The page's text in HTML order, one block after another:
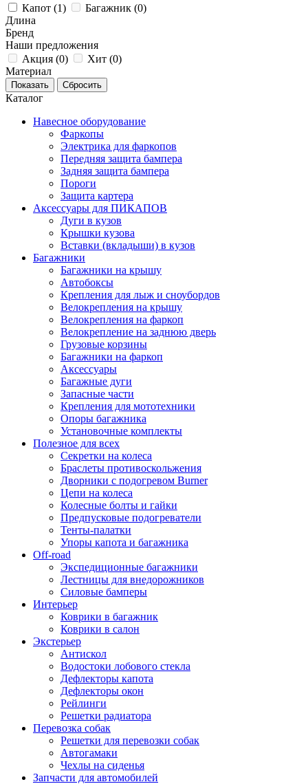
Капот (1) Багажник (0)
Длина
Бренд
Наши предложения
Акция (0) Хит (0)
Материал
Каталог
Навесное оборудование
Фаркопы
Электрика для фаркопов
Передняя защита бампера
Задняя защита бампера
Пороги
Защита картера
Аксессуары для ПИКАПОВ
Дуги в кузов
Крышки кузова
Вставки (вкладыши) в кузов
Багажники
Багажники на крышу
Автобоксы
Крепления для лыж и сноубордов
Велокрепления на крышу
Велокрепления на фаркоп
Велокрепление на заднюю дверь
Грузовые корзины
Багажники на фаркоп
Аксессуары
Багажные дуги
Запасные части
Крепления для мототехники
Опоры багажника
Установочные комплекты
Полезное для всех
Секретки на колеса
Браслеты противоскольжения
Дворники с подогревом Burner
Цепи на колеса
Колесные болты и гайки
Предпусковые подогреватели
Тенты-палатки
Упоры капота и багажника
Off-road
Экспедиционные багажники
Лестницы для внедорожников
Силовые бамперы
Интерьер
Коврики в багажник
Коврики в салон
Экстерьер
Антискол
Водостоки лобового стекла
Дефлекторы капота
Дефлекторы окон
Рейлинги
Решетки радиатора
Перевозка собак
Решетки для перевозки собак
Автогамаки
Чехлы на сиденья
Запчасти для автомобилей